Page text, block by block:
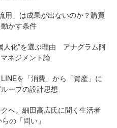
用」は成果が出ないのか？購買
かす条件
人化”を選ぶ理由 アナグラム阿
ネジメント論
を「消費」から「資産」に
ープの設計思想
へ。細田高広氏に聞く生活者
の「問い」